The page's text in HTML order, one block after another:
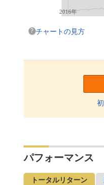
2016年
チャートの見方
パフォーマンス
トータルリターン